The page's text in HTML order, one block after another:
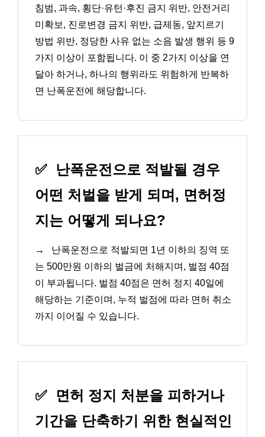
침범, 과속, 횡단·유턴·후진 금지 위반, 안전거리
미확보, 진로변경 금지 위반, 급제동, 앞지르기
방법 위반, 정당한 사유 없는 소음 발생 행위 등 9
가지 이상이 포함됩니다. 이 중 2가지 이상을 연
달아 하거나, 하나의 행위라도 위험하게 반복하
면 난폭운전에 해당합니다.
✅
난폭운전으로 적발될 경우
어떤 처벌을 받게 되며, 면허정
지는 어떻게 되나요?
→
난폭운전으로 적발되면 1년 이하의 징역 또
는 500만원 이하의 벌금에 처해지며, 벌점 40점
이 부과됩니다. 벌점 40점은 면허 정지 40일에
해당하는 기준이며, 누적 벌점에 따라 면허 취소
까지 이어질 수 있습니다.
✅
면허 정지 처분을 피하거나
기간을 단축하기 위한 현실적인